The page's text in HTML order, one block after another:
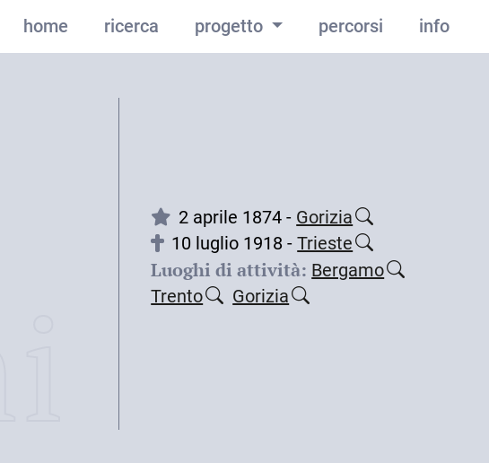
home ricerca progetto percorsi info
2 aprile 1874 - Gorizia
10 luglio 1918 -Trieste
Luoghi di attività: Bergamo
Trento
Gorizia